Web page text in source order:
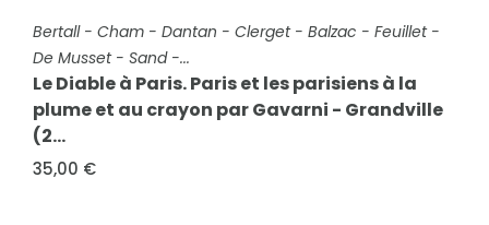
FICHE COMPLÈTE
Bertall - Cham - Dantan - Clerget - Balzac - Feuillet -
De Musset - Sand -...
Le Diable à Paris. Paris et les parisiens à la
plume et au crayon par Gavarni - Grandville
(2...
35,00 €
FICHE COMPLÈTE
Sue, Eugène
Jean Bart et Louis XIV. Drames maritimes du